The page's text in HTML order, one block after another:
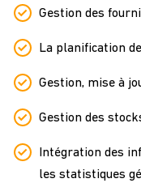
Gestion des
La planification
Gestion, mise à
Gestion des
Intégration des
les statistiques